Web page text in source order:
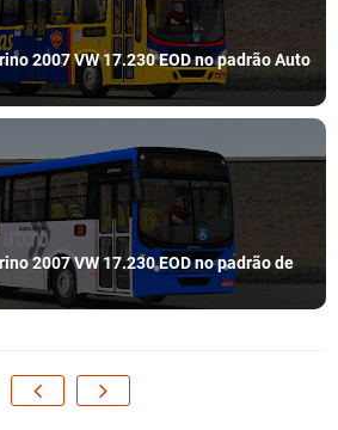
2007 VW 17.230 EOD no padrão Auto
2007 VW 17.230 EOD no padrão de